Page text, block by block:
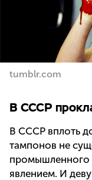
tumblr.com
В СССР
В СССР вплоть
тампонов не
промышленного
явлением. И